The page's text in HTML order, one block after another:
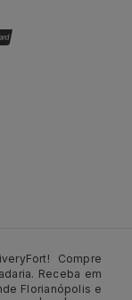
Compre
Receba em
Florianópolis e